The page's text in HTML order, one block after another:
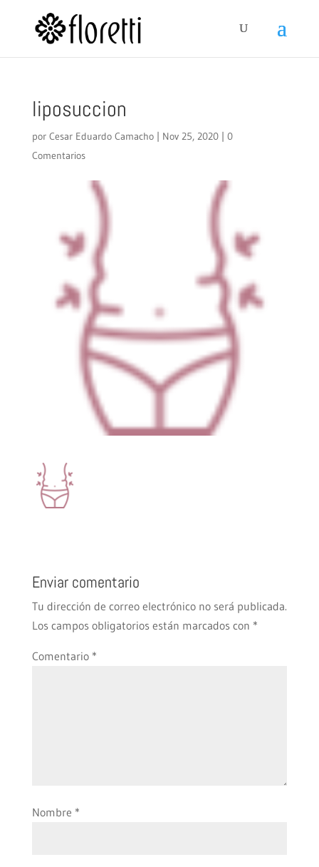
liposuccion
por Cesar Eduardo Camacho| Nov 25, 2020| 0
Comentarios
Enviar comentario
Tu dirección de correo electrónico no será publicada.
Los campos obligatorios están marcados con *
Comentario *
Nombre *